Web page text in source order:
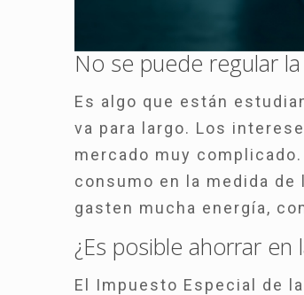
No se puede regular
Es algo que están
va para largo. Los
mercado muy
consumo en la medida
gasten mucha energía,
¿Es posible ahorrar en
El Impuesto Especial de